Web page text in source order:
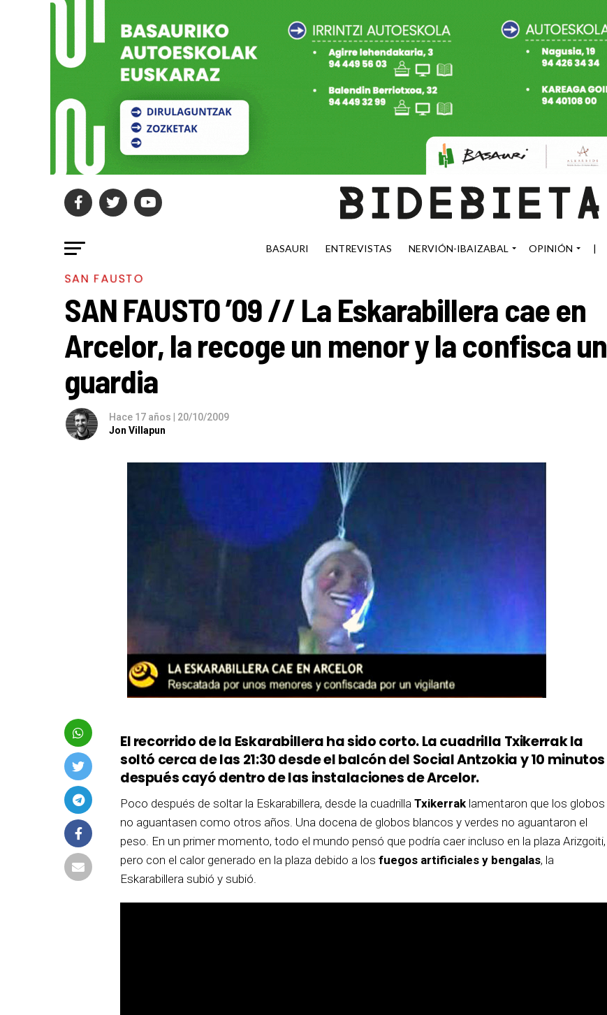
BASAURI ENTREVISTAS NERVIÓN-IBAIZABAL OPINIÓN |
SAN FAUSTO
SAN FAUSTO ’09 // La Eskarabillera cae en
Arcelor, la recoge un menor y la confisca un
guardia
Hace 17 años | 20/10/2009
Jon Villapun
El recorrido de la Eskarabillera ha sido corto. La cuadrilla Txikerrak la
soltó cerca de las 21:30 desde el balcón del Social Antzokia y 10 minutos
después cayó dentro de las instalaciones de Arcelor.
Poco después de soltar la Eskarabillera, desde la cuadrilla Txikerrak lamentaron que los globos
no aguantasen como otros años. Una docena de globos blancos y verdes no aguantaron el
peso. En un primer momento, todo el mundo pensó que podría caer incluso en la plaza Arizgoiti,
pero con el calor generado en la plaza debido a los fuegos artificiales y bengalas, la
Eskarabillera subió y subió.